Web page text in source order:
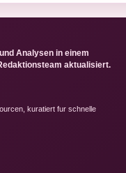
Analysen in einem
aktualisiert.
kuratiert fur schnelle